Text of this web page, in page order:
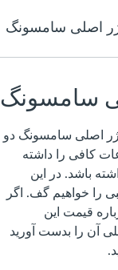
اصلی سامسونگ
سامسونگ
اصلی سامسونگ دو
کافی را داشته
باشد. در این
را خواهیم گف. اگر
قیمت این
آن را بدست آورید